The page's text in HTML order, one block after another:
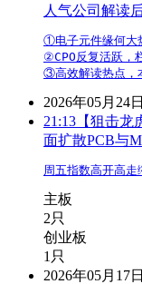
人气公司解读
①电子元件缘何大
②CPO反复活跃，
③高效解读热点，
2026年05月24
21:13 【狙击
面扩散PCB与
周五指数高开高走
主板
2只
创业板
1只
2026年05月17